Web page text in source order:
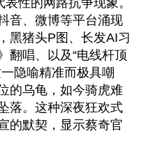
性的网路抗争现象。
音、微博等平台涌现
黑猪头P图、长发AI习
翻唱、以及“电线杆顶
隐喻精准而极具嘲
的乌龟，如今骑虎难
落。这种深夜狂欢式
的默契，显示蔡奇官